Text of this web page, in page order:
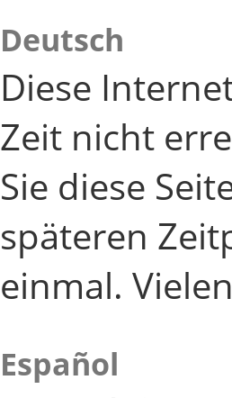
Deutsch
Diese
Zeit nicht
Sie diese
späteren
einmal.
Español